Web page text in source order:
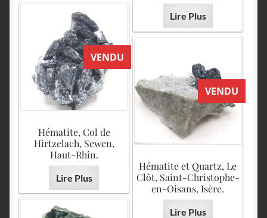
Lire Plus
VENDU
Hématite, Col de
Hirtzelach, Sewen,
Haut-Rhin.
Lire Plus
VENDU
Hématite et Quartz, Le
Clôt, Saint-Christophe-
en-Oisans, Isère.
Lire Plus